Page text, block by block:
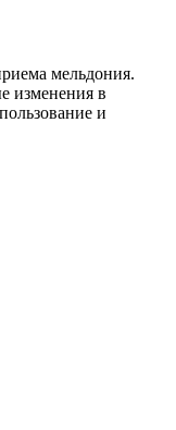
мельдония.
изменения в
и